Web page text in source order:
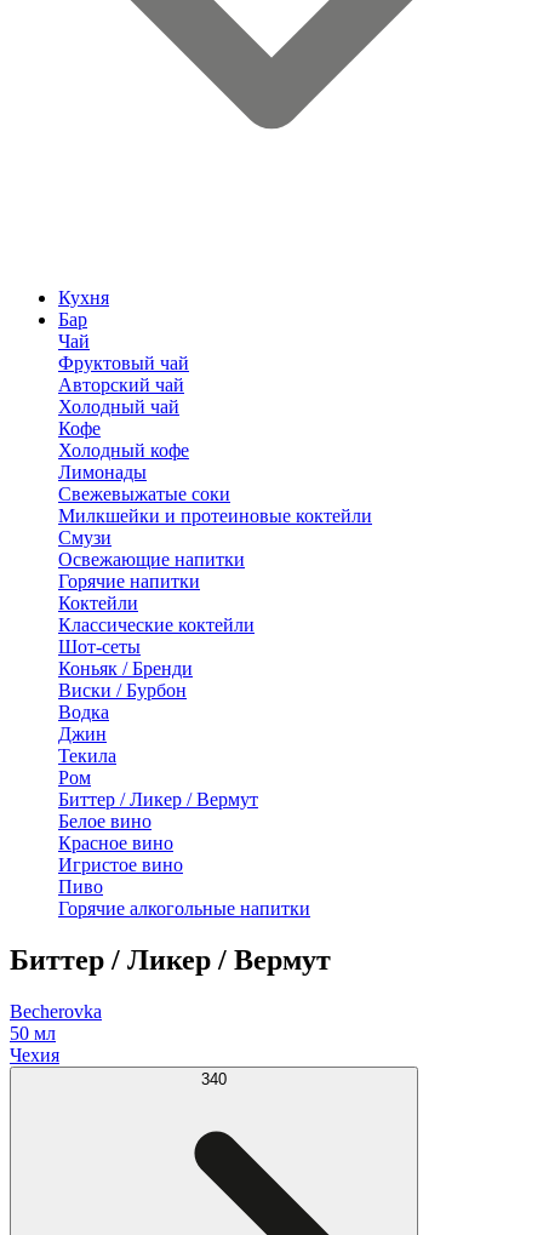
Кухня
Бар
Чай
Фруктовый чай
Авторский чай
Холодный чай
Кофе
Холодный кофе
Лимонады
Свежевыжатые соки
Милкшейки и протеиновые коктейли
Смузи
Освежающие напитки
Горячие напитки
Коктейли
Классические коктейли
Шот-сеты
Коньяк / Бренди
Виски / Бурбон
Водка
Джин
Текила
Ром
Биттер / Ликер / Вермут
Белое вино
Красное вино
Игристое вино
Пиво
Горячие алкогольные напитки
Биттер / Ликер / Вермут
Becherovka
50 мл
Чехия
340